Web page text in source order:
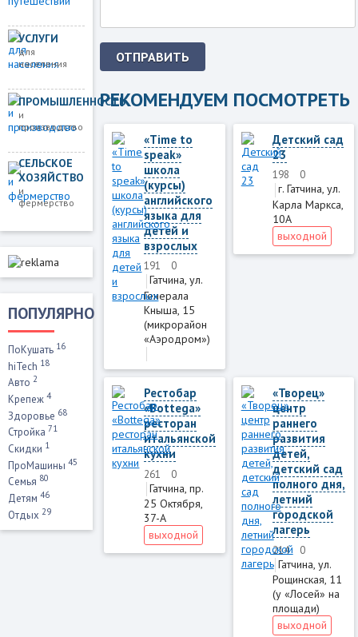
УСЛУГИ
для
населения
ПРОМЫШЛЕННОСТЬ
и
производство
СЕЛЬСКОЕ
ХОЗЯЙСТВО
и
фермерство
ПОПУЛЯРНО
ПоКушать 16
hiTech 18
Авто 2
Крепеж 4
Здоровье 68
Стройка 71
Скидки 1
ПроМашины 45
Семья 80
Детям 46
Отдых 29
ОТПРАВИТЬ
РЕКОМЕНДУЕМ ПОСМОТРЕТЬ
«Time to
speak»
школа
(курсы)
английского
языка для
детей и
взрослых
191 0
Гатчина, ул.
Генерала
Кныша, 15
(микрорайон
«Аэродром»)
Детский сад
23
198 0
г. Гатчина, ул.
Карла Маркса,
10А
выходной
Рестобар
«Bottega»
ресторан
итальянской
кухни
261 0
Гатчина, пр.
25 Октября,
37-А
выходной
«Творец»
центр
раннего
развития
детей,
детский сад
полного дня,
летний
городской
лагерь
214 0
Гатчина, ул.
Рощинская, 11
(у «Лосей» на
площади)
выходной